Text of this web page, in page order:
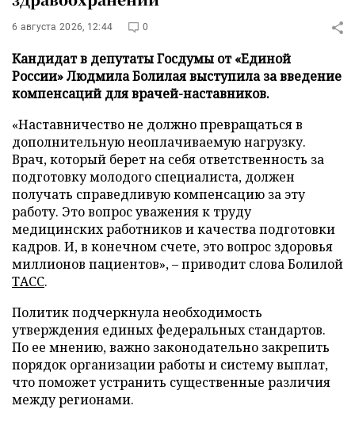
6 августа 2026, 12:44 0
Кандидат в депутаты Госдумы от «Единой
России» Людмила Болилая выступила за введение
компенсаций для врачей-наставников.
«Наставничество не должно превращаться в
дополнительную неоплачиваемую нагрузку.
Врач, который берет на себя ответственность за
подготовку молодого специалиста, должен
получать справедливую компенсацию за эту
работу. Это вопрос уважения к труду
медицинских работников и качества подготовки
кадров. И, в конечном счете, это вопрос здоровья
миллионов пациентов», – приводит слова Болилой
ТАСС.
Политик подчеркнула необходимость
утверждения единых федеральных стандартов.
По ее мнению, важно законодательно закрепить
порядок организации работы и систему выплат,
что поможет устранить существенные различия
между регионами.